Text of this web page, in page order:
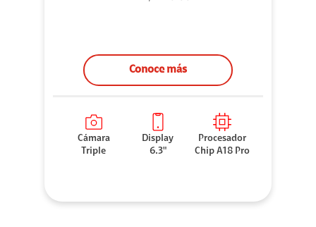
Conoce más
Cámara
Triple
Display
6.3"
Procesador
Chip A18 Pro